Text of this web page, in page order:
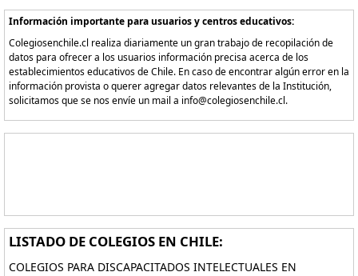
Información importante para usuarios y centros educativos:
Colegiosenchile.cl realiza diariamente un gran trabajo de recopilación de
datos para ofrecer a los usuarios información precisa acerca de los
establecimientos educativos de Chile. En caso de encontrar algún error en la
información provista o querer agregar datos relevantes de la Institución,
solicitamos que se nos envíe un mail a info@colegiosenchile.cl.
LISTADO DE COLEGIOS EN CHILE:
COLEGIOS PARA DISCAPACITADOS INTELECTUALES EN